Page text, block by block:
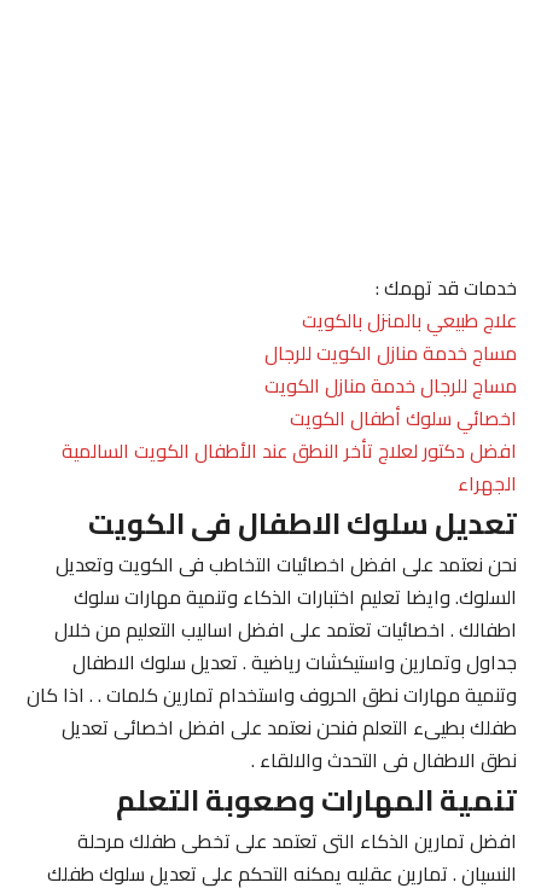
خدمات قد تهمك :
علاج طبيعي بالمنزل بالكويت
مساج خدمة منازل الكويت للرجال
مساج للرجال خدمة منازل الكويت
اخصائي سلوك أطفال الكويت
افضل دكتور لعلاج تأخر النطق عند الأطفال الكويت السالمية
الجهراء
تعديل سلوك الاطفال فى الكويت
نحن نعتمد على افضل اخصائيات التخاطب فى الكويت وتعديل
السلوك. وايضا تعليم اختبارات الذكاء وتنمية مهارات سلوك
اطفالك . اخصائيات تعتمد على افضل اساليب التعليم من خلال
جداول وتمارين واستيكشات رياضية . تعديل سلوك الاطفال
وتنمية مهارات نطق الحروف واستخدام تمارين كلمات . . اذا كان
طفلك بطيىء التعلم فنحن نعتمد على افضل اخصائى تعديل
نطق الاطفال فى التحدث والالقاء .
تنمية المهارات وصعوبة التعلم
افضل تمارين الذكاء التى تعتمد على تخطى طفلك مرحلة
النسيان . تمارين عقليه يمكنه التحكم على تعديل سلوك طفلك